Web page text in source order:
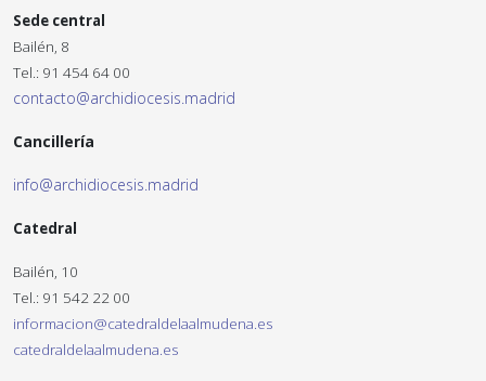
Sede central
Bailén, 8
Tel.: 91 454 64 00
contacto@archidiocesis.madrid
Cancillería
info@archidiocesis.madrid
Catedral
Bailén, 10
Tel.: 91 542 22 00
informacion@catedraldelaalmudena.es
catedraldelaalmudena.es